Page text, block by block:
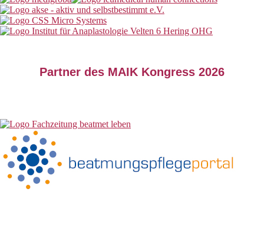
Partner des MAIK Kongress 2026